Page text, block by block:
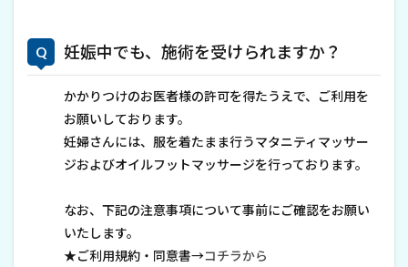
妊娠中でも、施術を受けられますか？
かかりつけのお医者様の許可を得たうえで、ご利用を
お願いしております。
妊婦さんには、服を着たまま行うマタニティマッサー
ジおよびオイルフットマッサージを行っております。
なお、下記の注意事項について事前にご確認をお願い
いたします。
★ご利用規約・同意書→コチラから